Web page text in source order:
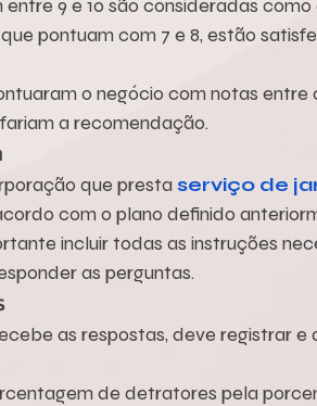
entre 9 e 10 são consideradas
pontuam com 7 e 8, estão
o negócio com notas entre
a recomendação.
que presta serviço de
com o plano definido
incluir todas as instruções
as perguntas.
as respostas, deve registrar e
de detratores pela